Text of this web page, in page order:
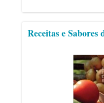
Receitas e